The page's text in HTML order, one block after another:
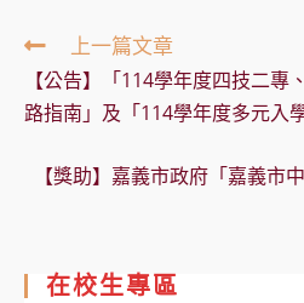
Read
more
articles
上一篇文章
【公告】「114學年度四技二
路指南」及「114學年度多元入
【獎助】嘉義市政府「嘉義市
在校生專區